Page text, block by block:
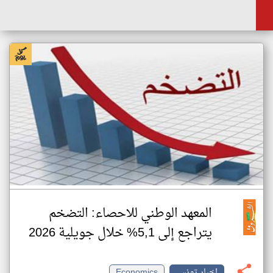
المعهد الوطني للاحصاء: التضخم
يتراجع إلى 5,1% خلال جويلية 2026